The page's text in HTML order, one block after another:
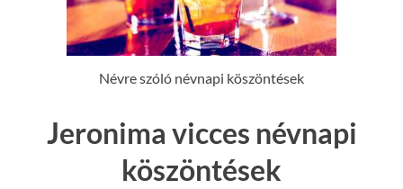
Névre szóló névnapi köszöntések
Jeronima vicces névnapi
köszöntések